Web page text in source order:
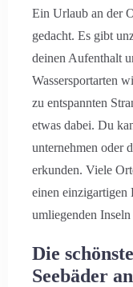
Ein Urlaub an der
gedacht. Es gibt
deinen Aufenthalt
Wassersportarten
zu entspannten
etwas dabei. Du
unternehmen oder
erkunden. Viele
einen
umliegenden
Die
Seebäder